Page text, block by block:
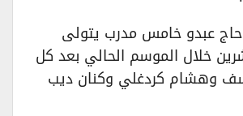
عبدو خامس مدرب يتولى
خلال الموسم الحالي بعد كل
وهشام كردغلي وكنان ديب